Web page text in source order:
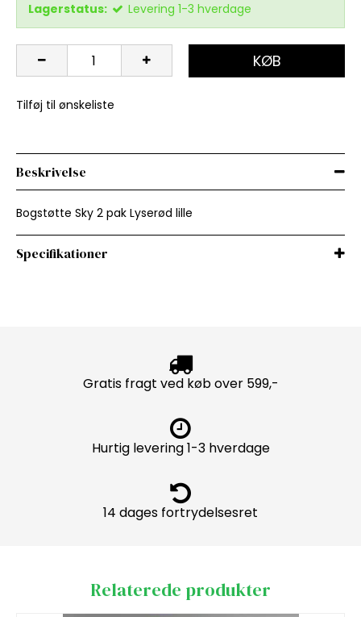
Lagerstatus: Levering 1-3 hverdage
KØB
Tilføj til ønskeliste
Beskrivelse
Bogstøtte Sky 2 pak Lyserød lille
Specifikationer
Gratis fragt ved køb over 599,-
Hurtig levering 1-3 hverdage
14 dages fortrydelsesret
Relaterede produkter